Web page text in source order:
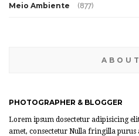
Meio Ambiente (877)
PHOTOGRAPHER & BLOGGER
Lorem ipsum dosectetur adipisicing
amet, consectetur Nulla fringilla purus